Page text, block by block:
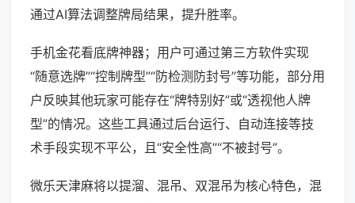
通过AI算法调整牌局结果，提升胜率。
手机金花看底牌神器；用户可通过第三方软件实现
“随意选牌”“控制牌型”“防检测防封号”等功能，部分用
户反映其他玩家可能存在“牌特别好”或“透视他人牌
型”的情况。这些工具通过后台运行、自动连接等技
术手段实现不平公，且“安全性高”“不被封号”。
微乐天津麻将以提溜、混吊、双混吊为核心特色，混